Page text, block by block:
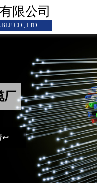
限公司
CO., LTD
厂
↩